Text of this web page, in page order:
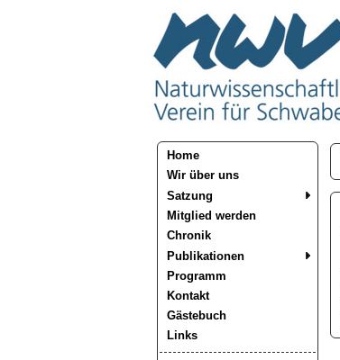
Home
Wir über uns
Satzung
Mitglied werden
Chronik
Publikationen
Programm
Kontakt
Gästebuch
Links